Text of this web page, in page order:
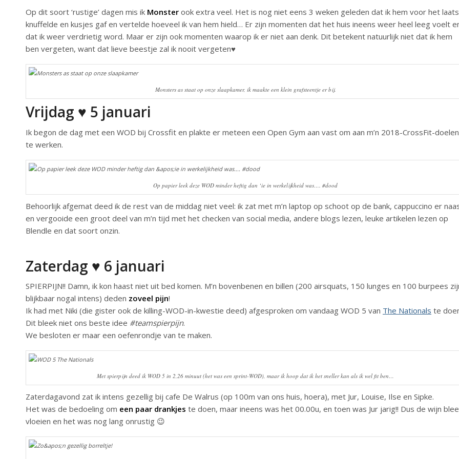
Op dit soort ‘rustige’ dagen mis ik Monster ook extra veel. Het is nog niet eens 3 weken geleden dat ik hem voor het
knuffelde en kusjes gaf en vertelde hoeveel ik van hem hield… Er zijn momenten dat het huis ineens weer heel leeg voelt
dat ik weer verdrietig word. Maar er zijn ook momenten waarop ik er niet aan denk. Dit betekent natuurlijk niet dat ik hem
ben vergeten, want dat lieve beestje zal ik nooit vergeten♥
Monsters as staat op onze slaapkamer, ik maakte een klein grafsteentje er bij.
Vrijdag ♥ 5 januari
Ik begon de dag met een WOD bij Crossfit en plakte er meteen een Open Gym aan vast om aan m’n 2018-CrossFit-doelen
te werken.
Op papier leek deze WOD minder heftig dan ‘ie in werkelijkheid was…. #dood
Behoorlijk afgemat deed ik de rest van de middag niet veel: ik zat met m’n laptop op schoot op de bank, cappuccino er
en vergooide een groot deel van m’n tijd met het checken van social media, andere blogs lezen, leuke artikelen lezen op
Blendle en dat soort onzin.
Zaterdag ♥ 6 januari
SPIERPIJN!! Damn, ik kon haast niet uit bed komen. M’n bovenbenen en billen (200 airsquats, 150 lunges en 100 burpees
blijkbaar nogal intens) deden zoveel pijn!
Ik had met Niki (die gister ook de killing-WOD-in-kwestie deed) afgesproken om vandaag WOD 5 van The Nationals te
Dit bleek niet ons beste idee #teamspierpijn.
We besloten er maar een oefenrondje van te maken.
Met spierpijn deed ik WOD 5 in 2,26 minuut (het was een sprint-WOD), maar ik hoop dat ik het sneller kan als ik wel fit ben…
Zaterdagavond zat ik intens gezellig bij cafe De Walrus (op 100m van ons huis, hoera), met Jur, Louise, Ilse en Sipke.
Het was de bedoeling om een paar drankjes te doen, maar ineens was het 00.00u, en toen was Jur jarig!! Dus de wijn
vloeien en het was nog lang onrustig 😉